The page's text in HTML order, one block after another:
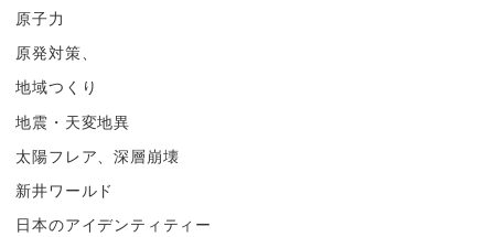
原子力
原発対策、
地域つくり
地震・天変地異
太陽フレア、深層崩壊
新井ワールド
日本のアイデンティティー